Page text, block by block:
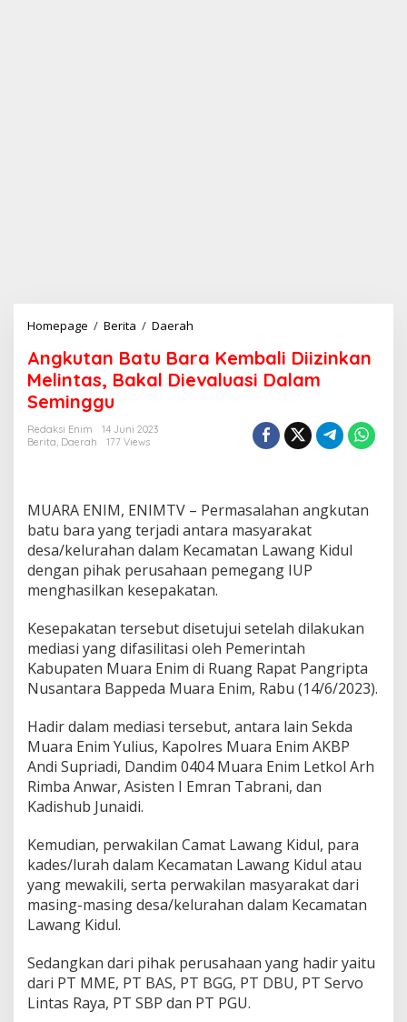
Homepage / Berita / Daerah
g
k
u
a
r
a
K
b
a
l
i
i
z
i
n
M
e
l
i
n
s
,
B
a
Angkutan Batu Bara Kembali Diizinkan
Melintas, Bakal Dievaluasi Dalam
Seminggu
Redaksi Enim
14 Juni 2023
Berita, Daerah 177 Views
MUARA ENIM, ENIMTV – Permasalahan angkutan
batu bara yang terjadi antara masyarakat
desa/kelurahan dalam Kecamatan Lawang Kidul
dengan pihak perusahaan pemegang IUP
menghasilkan kesepakatan.
Kesepakatan tersebut disetujui setelah dilakukan
mediasi yang difasilitasi oleh Pemerintah
Kabupaten Muara Enim di Ruang Rapat Pangripta
Nusantara Bappeda Muara Enim, Rabu (14/6/2023).
Hadir dalam mediasi tersebut, antara lain Sekda
Muara Enim Yulius, Kapolres Muara Enim AKBP
Andi Supriadi, Dandim 0404 Muara Enim Letkol Arh
Rimba Anwar, Asisten I Emran Tabrani, dan
Kadishub Junaidi.
Kemudian, perwakilan Camat Lawang Kidul, para
kades/lurah dalam Kecamatan Lawang Kidul atau
yang mewakili, serta perwakilan masyarakat dari
masing-masing desa/kelurahan dalam Kecamatan
Lawang Kidul.
Sedangkan dari pihak perusahaan yang hadir yaitu
dari PT MME, PT BAS, PT BGG, PT DBU, PT Servo
Lintas Raya, PT SBP dan PT PGU.